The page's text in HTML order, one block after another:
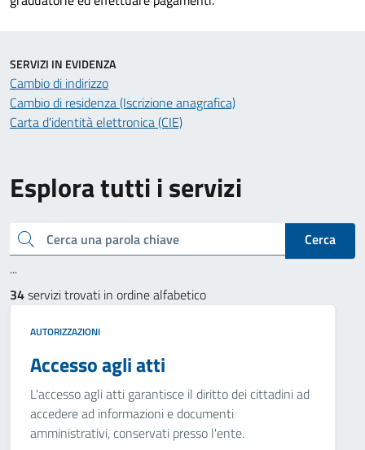
Esplora tutti i servizi
Cerca una parola chiave
Cerca
...
34servizi trovati in ordine alfabetico
AUTORIZZAZIONI
Accesso agli atti
L'accesso agli atti garantisce il diritto dei cittadini ad
accedere ad informazioni e documenti
amministrativi, conservati presso l'ente.
SERVIZI IN EVIDENZA
Cambio di indirizzo
Cambio di residenza (Iscrizione anagrafica)
Carta d'identità elettronica (CIE)